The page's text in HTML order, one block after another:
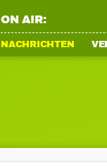
ON AIR:
NACHRICHTEN